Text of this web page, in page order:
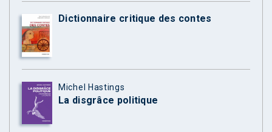
Dictionnaire critique des contes
Michel Hastings
La disgrâce politique